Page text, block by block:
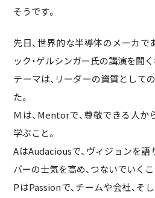
そうです。
先日、世界的な半導体のメーカで
ック・ゲルシンガー氏の講演を聞
テーマは、リーダーの資質として
た。
Ｍは、Mentorで、尊敬できる人か
学ぶこと。
AはAudaciousで、ヴィジョンを語
バーの士気を高め、つないでいくこ
PはPassionで、チームや会社、そ